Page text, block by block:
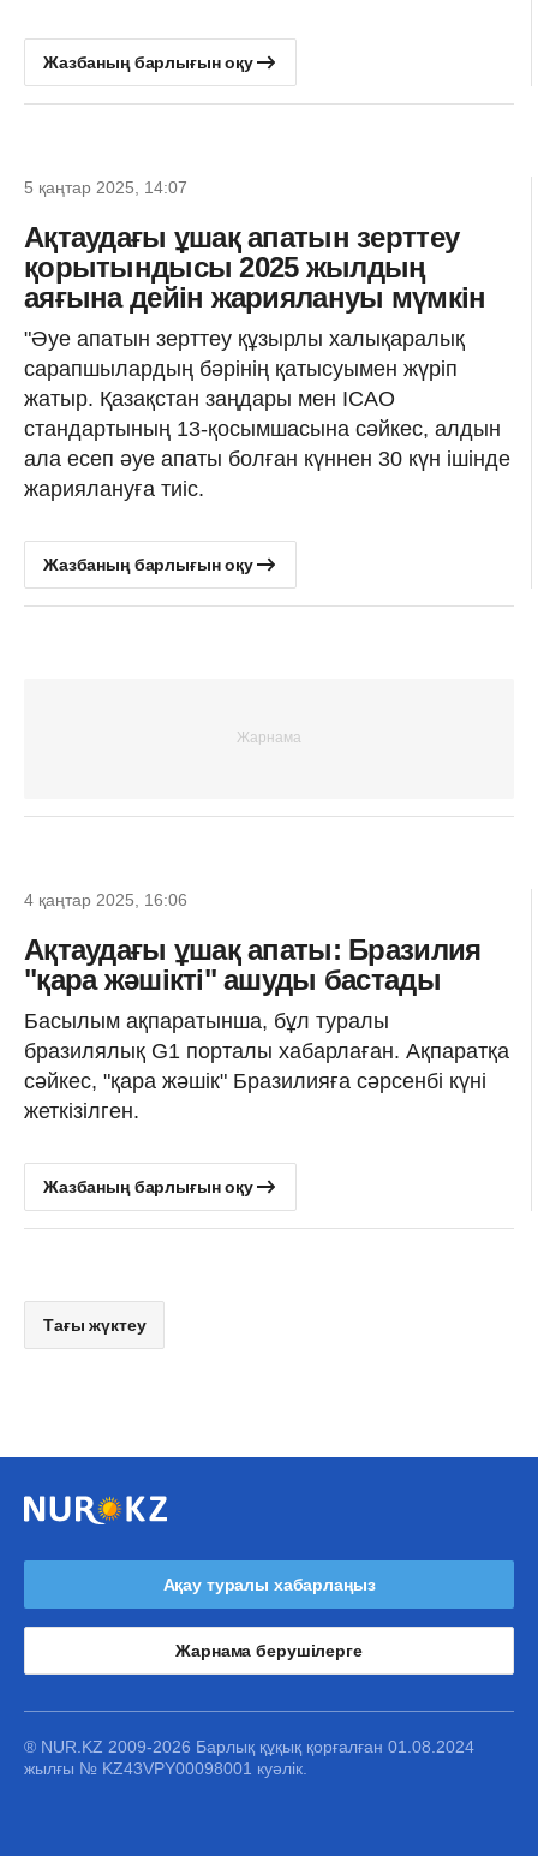
Жазбаның барлығын оқу
5 қаңтар 2025, 14:07
Ақтаудағы ұшақ апатын зерттеу
қорытындысы 2025 жылдың
аяғына дейін жариялануы мүмкін
"Әуе апатын зерттеу құзырлы халықаралық
сарапшылардың бәрінің қатысуымен жүріп
жатыр. Қазақстан заңдары мен ICAO
стандартының 13-қосымшасына сәйкес, алдын
ала есеп әуе апаты болған күннен 30 күн ішінде
жариялануға тиіс.
Жазбаның барлығын оқу
4 қаңтар 2025, 16:06
Ақтаудағы ұшақ апаты: Бразилия
"қара жәшікті" ашуды бастады
Басылым ақпаратынша, бұл туралы
бразилялық G1 порталы хабарлаған. Ақпаратқа
сәйкес, "қара жәшік" Бразилияға сәрсенбі күні
жеткізілген.
Жазбаның барлығын оқу
Тағы жүктеу
Ақау туралы хабарлаңыз
Жарнама берушілерге
® NUR.KZ 2009-2026 Барлық құқық қорғалған 01.08.2024
жылғы № KZ43VPY00098001 куәлік.